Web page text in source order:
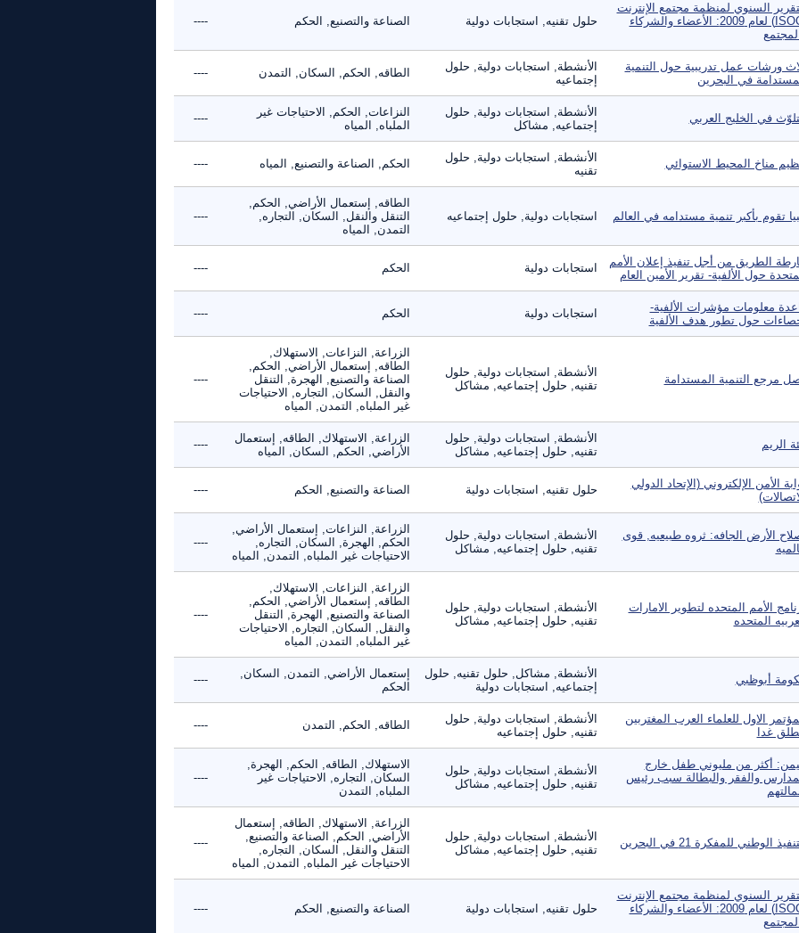
السنوي لمنظمة مجتمع الإنترنت
(ISOC) لعام 2009: الأعضاء والشركاء
حلول تقنيه, استجابات دولية الصناعة والتصنيع, الحكم ----
ورشات عمل تدريبية حول التنمية
في البحرين
الأنشطة, استجابات دولية, حلول
إجتماعيه
الطاقه, الحكم, السكان, التمدن ----
في الخليج العربي
الأنشطة, استجابات دولية, حلول
إجتماعيه, مشاكل
النزاعات, الحكم, الاحتياجات غير
الملباه, المياه
----
مناخ المحيط الاستوائي
الأنشطة, استجابات دولية, حلول
تقنيه
الحكم, الصناعة والتصنيع, المياه ----
تقوم بأكبر تنمية مستدامه في العالم استجابات دولية, حلول إجتماعيه
الطاقه, إستعمال الأراضي, الحكم,
التنقل والنقل, السكان, التجاره,
التمدن, المياه
----
الطريق من أجل تنفيذ إعلان الأمم
حول الألفية- تقرير الأمين العام
استجابات دولية الحكم ----
معلومات مؤشرات الألفية-
حول تطور هدف الألفية
استجابات دولية الحكم ----
مرجع التنمية المستدامة
الأنشطة, استجابات دولية, حلول
تقنيه, حلول إجتماعيه, مشاكل
الزراعة, النزاعات, الاستهلاك,
الطاقه, إستعمال الأراضي, الحكم,
الصناعة والتصنيع, الهجرة, التنقل
والنقل, السكان, التجاره, الاحتياجات
غير الملباه, التمدن, المياه
----
الريم
الأنشطة, استجابات دولية, حلول
تقنيه, حلول إجتماعيه, مشاكل
الزراعة, الاستهلاك, الطاقه, إستعمال
الأراضي, الحكم, السكان, المياه
----
الأمن الإلكتروني (الإتحاد الدولي
حلول تقنيه, استجابات دولية الصناعة والتصنيع, الحكم ----
الأرض الجافه: ثروه طبيعيه, قوى
الأنشطة, استجابات دولية, حلول
تقنيه, حلول إجتماعيه, مشاكل
الزراعة, النزاعات, إستعمال الأراضي,
الحكم, الهجرة, السكان, التجاره,
الاحتياجات غير الملباه, التمدن, المياه
----
الأمم المتحده لتطوير الامارات
المتحده
الأنشطة, استجابات دولية, حلول
تقنيه, حلول إجتماعيه, مشاكل
الزراعة, النزاعات, الاستهلاك,
الطاقه, إستعمال الأراضي, الحكم,
الصناعة والتصنيع, الهجرة, التنقل
والنقل, السكان, التجاره, الاحتياجات
غير الملباه, التمدن, المياه
----
أبوظبي
الأنشطة, مشاكل, حلول تقنيه, حلول
إجتماعيه, استجابات دولية
إستعمال الأراضي, التمدن, السكان,
الحكم
----
الاول للعلماء العرب المغتربين
غدا
الأنشطة, استجابات دولية, حلول
تقنيه, حلول إجتماعيه
الطاقه, الحكم, التمدن ----
أكثر من مليوني طفل خارج
والفقر والبطالة سبب رئيس
الأنشطة, استجابات دولية, حلول
تقنيه, حلول إجتماعيه, مشاكل
الاستهلاك, الطاقه, الحكم, الهجرة,
السكان, التجاره, الاحتياجات غير
الملباه, التمدن
----
الوطني للمفكرة 21 في البحرين
الأنشطة, استجابات دولية, حلول
تقنيه, حلول إجتماعيه, مشاكل
الزراعة, الاستهلاك, الطاقه, إستعمال
الأراضي, الحكم, الصناعة والتصنيع,
التنقل والنقل, السكان, التجاره,
الاحتياجات غير الملباه, التمدن, المياه
----
السنوي لمنظمة مجتمع الإنترنت
(ISOC) لعام 2009: الأعضاء والشركاء
حلول تقنيه, استجابات دولية الصناعة والتصنيع, الحكم ----